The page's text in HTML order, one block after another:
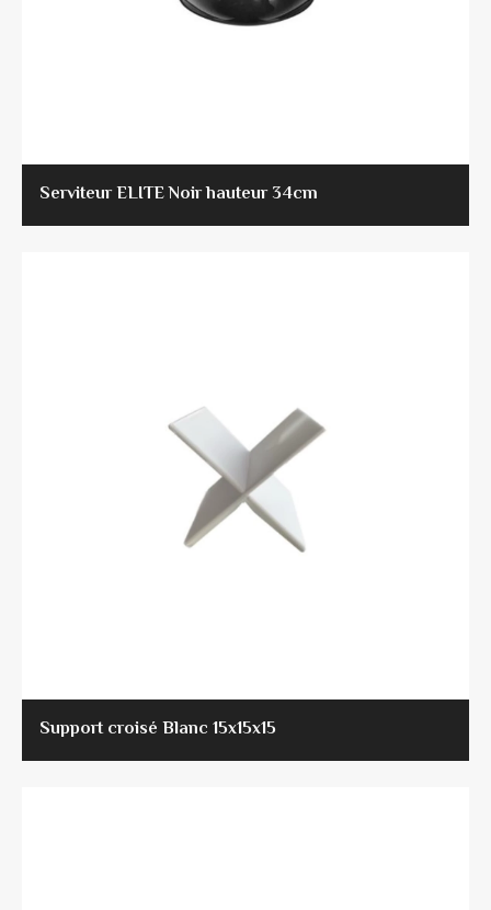
Serviteur ELITE Noir hauteur 34cm
Support croisé Blanc 15x15x15